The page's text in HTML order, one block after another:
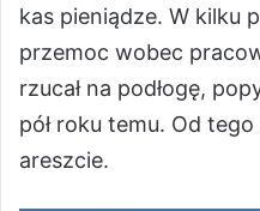
kas pieniądze. W kilku
przemoc wobec
rzucał na podłogę,
pół roku temu. Od
areszcie.